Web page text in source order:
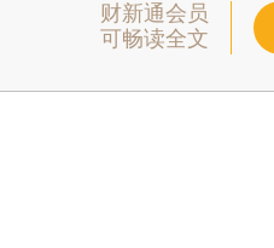
财新通会员
可畅读全文